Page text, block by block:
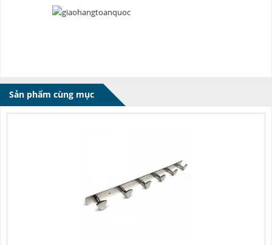
Sản phẩm cùng mục